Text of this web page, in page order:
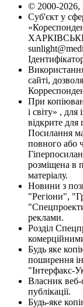
© 2000-2026,
Суб'єкт у
ХАРКІВСЬКЕ
сайті,
При
і світу» ,
відкрите
Посилання
повного або
розміщена в
матеріалу.
Новини з
"Регіони",
реклами.
Розділ
Будь яке
поширення
"Інтерфакс-
Власник веб-
публікації.
Будь-яке